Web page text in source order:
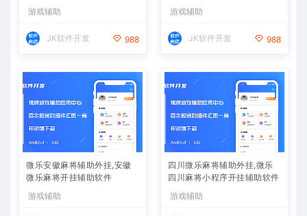
游戏辅助
JK软件开发 988
游戏辅助
JK软件开发 988
微乐安徽麻将辅助外挂,安徽
微乐麻将开挂辅助软件
游戏辅助
四川微乐麻将辅助外挂,微乐
四川麻将小程序开挂辅助软件
游戏辅助